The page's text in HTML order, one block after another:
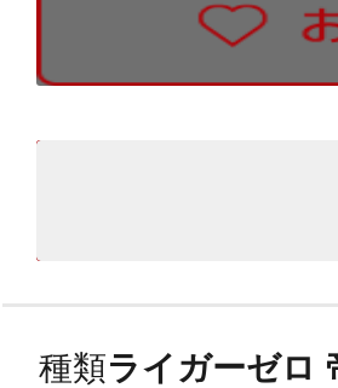
種類ライガーゼロ